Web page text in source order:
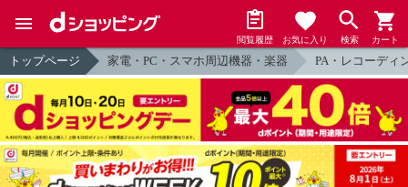
閲覧履歴 お気に入り 検索 カート
トップページ 家電・PC・スマホ周辺機器・楽器 PA・レコーディ